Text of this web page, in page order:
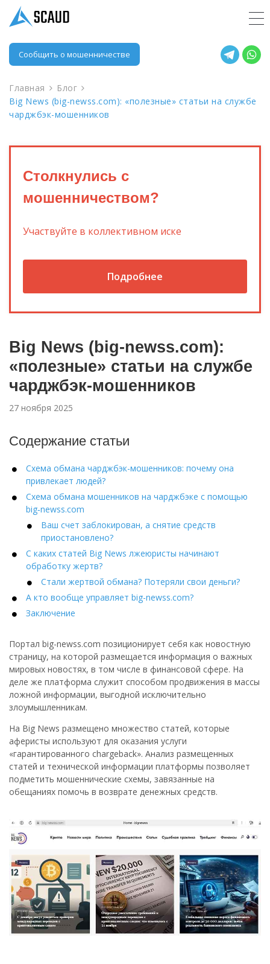
Сообщить о мошенничестве
Главная
Блог
Big News (big-newss.com): «полезные» статьи на службе
чарджбэк-мошенников
Столкнулись с
мошенничеством?
Участвуйте в коллективном иске
Подробнее
Big News (big-newss.com):
«полезные» статьи на службе
чарджбэк-мошенников
27 ноября 2025
Содержание статьи
Схема обмана чарджбэк-мошенников: почему она
привлекает людей?
Схема обмана мошенников на чарджбэке с помощью
big‑newss.com
Ваш счет заблокирован, а снятие средств
приостановлено?
С каких статей Big News лжеюристы начинают
обработку жертв?
Стали жертвой обмана? Потеряли свои деньги?
А кто вообще управляет big-newss.com?
Заключение
Портал big-newss.com позиционирует себя как новостную
страницу, на которой размещается информация о важных
мировых новостях, в том числе в финансовой сфере. На
деле же платформа служит способом продвижения в массы
ложной информации, выгодной исключительно
злоумышленникам.
На Big News размещено множество статей, которые
аферисты используют для оказания услуги
«гарантированного chargeback». Анализ размещенных
статей и технической информации платформы позволяет
подметить мошеннические схемы, завязанные на
обещаниях помочь в возврате денежных средств.